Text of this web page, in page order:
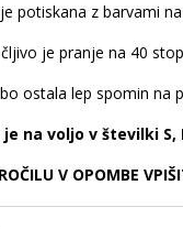
potiskana z barvami
je pranje na 40
ostala lep spomin na
na voljo v številki S,
V OPOMBE